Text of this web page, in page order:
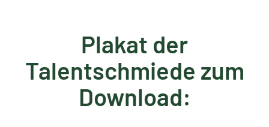
Plakat der
Talentschmiede zum
Download: